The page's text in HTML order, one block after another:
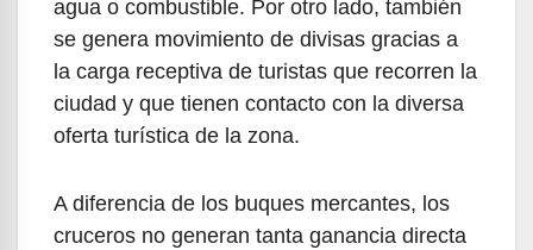
agua o combustible. Por otro lado, también
se genera movimiento de divisas gracias a
la carga receptiva de turistas que recorren la
ciudad y que tienen contacto con la diversa
oferta turística de la zona.
A diferencia de los buques mercantes, los
cruceros no generan tanta ganancia directa